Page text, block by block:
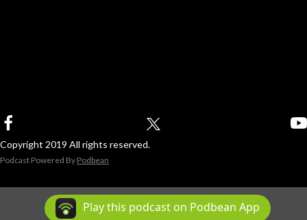
Copyright 2019 All rights reserved.
Podcast Powered By Podbean
Play this podcast on Podbean App